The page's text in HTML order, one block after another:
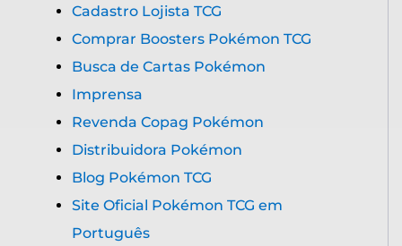
Cadastro Lojista TCG
Comprar Boosters Pokémon TCG
Busca de Cartas Pokémon
Imprensa
Revenda Copag Pokémon
Distribuidora Pokémon
Blog Pokémon TCG
Site Oficial Pokémon TCG em
Português